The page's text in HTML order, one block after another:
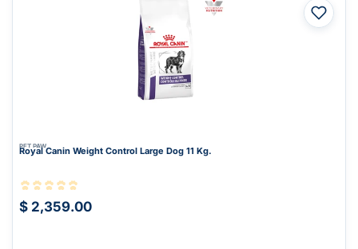
PET PAW
Royal Canin Weight Control Large Dog 11 Kg.
$ 2,359.00